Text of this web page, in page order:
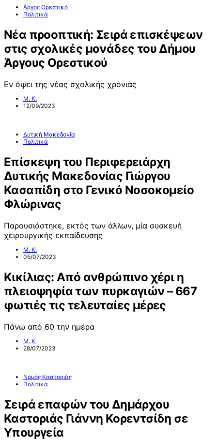
Άργος Ορεστικό
Πολιτικά
Νέα προοπτική: Σειρά επισκέψεων
στις σχολικές μονάδες του Δήμου
Άργους Ορεστικού
Εν όψει της νέας σχολικής χρονιάς
Μ. Κ.
12/09/2023
Δυτική Μακεδονία
Πολιτικά
Επίσκεψη του Περιφερειάρχη
Δυτικής Μακεδονίας Γιώργου
Κασαπίδη στο Γενικό Νοσοκομείο
Φλώρινας
Παρουσιάστηκε, εκτός των άλλων, μία συσκευή
χειρουργικής εκπαίδευσης
Μ. Κ.
05/07/2023
Κικίλιας: Από ανθρώπινο χέρι η
πλειοψηφία των πυρκαγιών – 667
φωτιές τις τελευταίες μέρες
Πάνω από 60 την ημέρα
Μ. Κ.
28/07/2023
Νομός Καστοριάς
Πολιτικά
Σειρά επαφών του Δημάρχου
Καστοριάς Γιάννη Κορεντσίδη σε
Υπουργεία